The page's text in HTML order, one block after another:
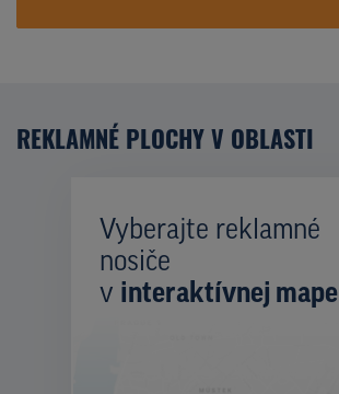
REKLAMNÉ PLOCHY V OBLASTI
Vyberajte reklamné
nosiče
v interaktívnej mape